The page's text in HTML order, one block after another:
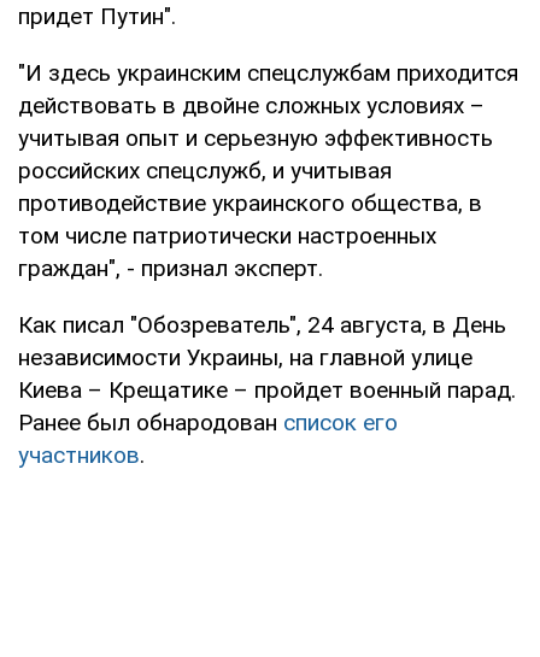
придет Путин".
"И здесь украинским спецслужбам приходится
действовать в двойне сложных условиях –
учитывая опыт и серьезную эффективность
российских спецслужб, и учитывая
противодействие украинского общества, в
том числе патриотически настроенных
граждан", - признал эксперт.
Как писал "Обозреватель", 24 августа, в День
независимости Украины, на главной улице
Киева – Крещатике – пройдет военный парад.
Ранее был обнародован список его
участников.